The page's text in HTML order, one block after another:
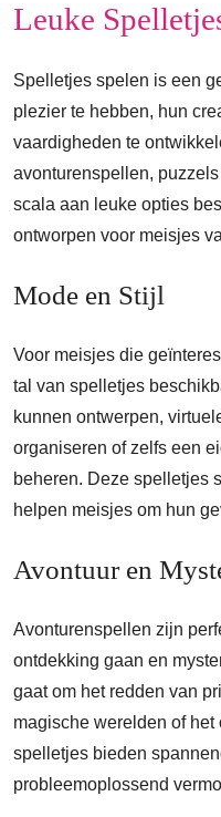
Leuke
Spelletjes spelen is een
plezier te hebben, hun
vaardigheden te
avonturenspellen,
scala aan leuke opties
ontworpen voor meisjes
Mode en Stijl
Voor meisjes die
tal van spelletjes
kunnen ontwerpen,
organiseren of zelfs een
beheren. Deze spelletjes
helpen meisjes om hun
Avontuur en
Avonturenspellen zijn
ontdekking gaan en
gaat om het redden van
magische werelden of
spelletjes bieden
probleemoplossend